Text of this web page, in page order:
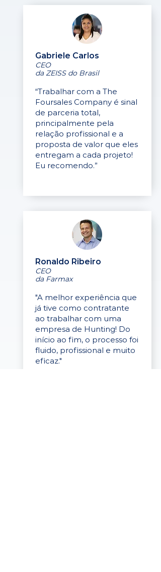
Gabriele Carlos
CEO
da ZEISS do Brasil
“Trabalhar com a The
Foursales Company é sinal
de parceria total,
principalmente pela
relação profissional e a
proposta de valor que eles
entregam a cada projeto!
Eu recomendo.”
Ronaldo Ribeiro
CEO
da Farmax
"A melhor experiência que
já tive como contratante
ao trabalhar com uma
empresa de Hunting! Do
início ao fim, o processo foi
fluido, profissional e muito
eficaz."